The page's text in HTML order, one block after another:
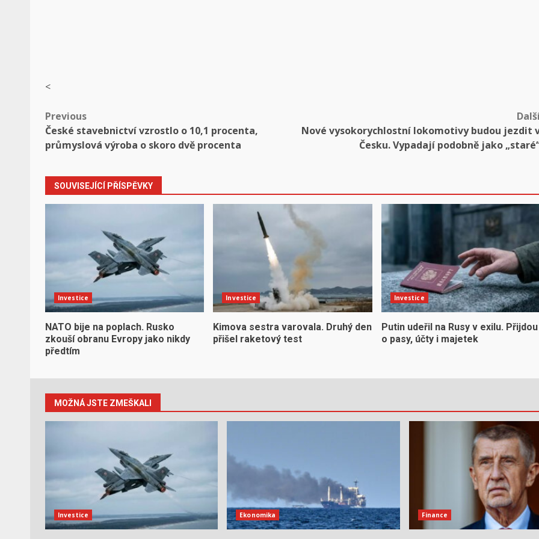
<
Post
navigation
Previous
České stavebnictví vzrostlo o 10,1 procenta,
průmyslová výroba o skoro dvě procenta
Nové vysokorychlostní lokomotivy budou jezdit
Česku. Vypadají podobně jako
SOUVISEJÍCÍ PŘÍSPĚVKY
Investice
NATO bije na poplach. Rusko
zkouší obranu Evropy jako nikdy
předtím
Investice
Kimova sestra varovala. Druhý den
přišel raketový test
Investice
Putin udeřil na Rusy v exilu. Přijdou
o pasy, účty i majetek
MOŽNÁ JSTE ZMEŠKALI
Investice Ekonomika Finance